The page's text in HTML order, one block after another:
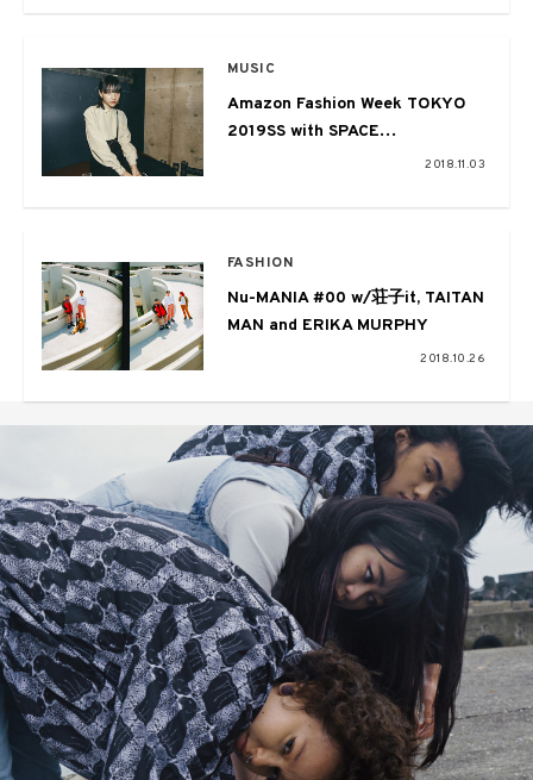
MUSIC
Amazon Fashion Week TOKYO
2019SS with SPACE
SHOWER『FUZZNATION』～欲
2018.11.03
FASHION
Nu-MANIA #00 w/荘子it, TAITAN
MAN and ERIKA MURPHY
2018.10.26